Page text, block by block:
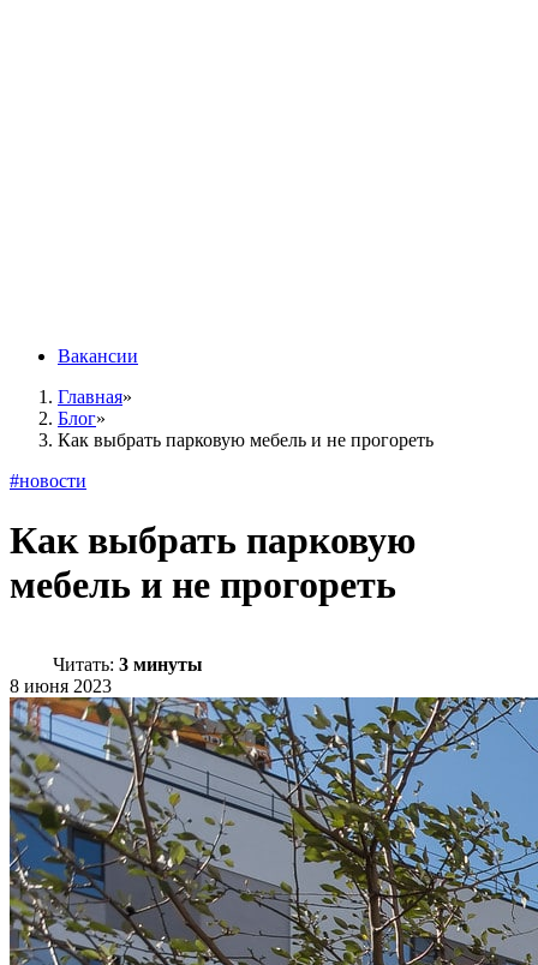
Вакансии
Главная»
Блог»
Как выбрать парковую мебель и не прогореть
#новости
Как выбрать парковую
мебель и не прогореть
Читать: 3 минуты
8 июня 2023